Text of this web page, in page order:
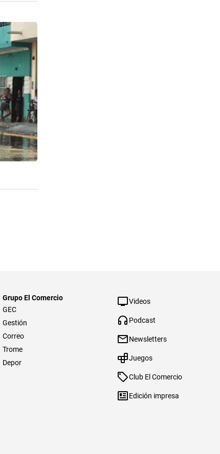
Grupo El Comercio
GEC
Gestión
Correo
Trome
Depor
Videos
Podcast
Newsletters
Juegos
Club El Comercio
Edición impresa